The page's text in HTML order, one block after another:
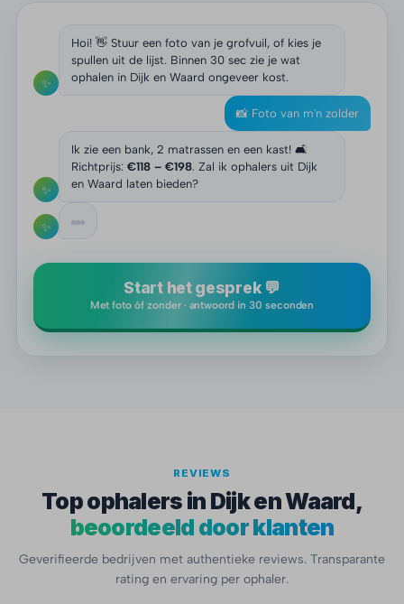
✨
Hoi! 👋 Stuur een foto van je grofvuil, of kies je
spullen uit de lijst. Binnen 30 sec zie je wat
ophalen in Dijk en Waard ongeveer kost.
📸 Foto van m'n zolder
✨
Ik zie een bank, 2 matrassen en een kast! 🛋️
Richtprijs: €118 – €198. Zal ik ophalers uit Dijk
en Waard laten bieden?
✨
Start het gesprek 💬
Met foto óf zonder · antwoord in 30 seconden
REVIEWS
Top ophalers in Dijk en Waard,
beoordeeld door klanten
Geverifieerde bedrijven met authentieke reviews. Transparante
rating en ervaring per ophaler.